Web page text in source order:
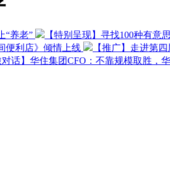
“养老”
【特别呈现】寻找100种有意
便利店》倾情上线
【推广】走进第
对话】华住集团CFO：不靠规模取胜，